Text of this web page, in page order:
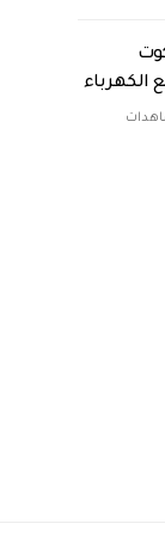
الكهرباء